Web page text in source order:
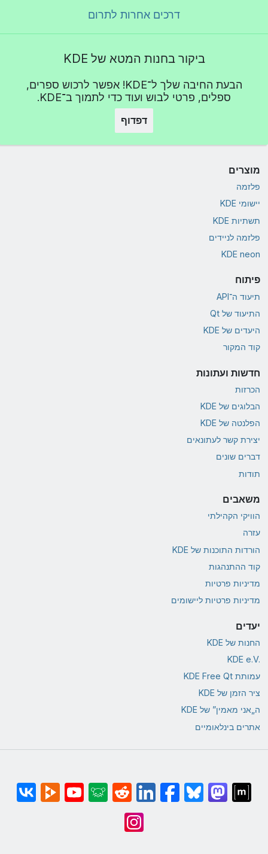
דרכים אחרות לתרום
ביקור בחנות המטא של KDE
הבעת החיבה שלך ל־KDE! אפשר לרכוש ספרים,
ספלים, פרטי לבוש ועוד כדי לתמוך ב־KDE.
דפדוף
מוצרים
פלזמה
יישומי KDE
תשתיות KDE
פלזמה לניידים
KDE neon
פיתוח
תיעוד ה־API
התיעוד של Qt
היעדים של KDE
קוד המקור
חדשות ועתונות
הכרזות
הבלוגים של KDE
הפלנטה של KDE
יצירת קשר לעתונאים
דברים שונים
תודות
משאבים
הוויקי הקהילתי
עזרה
הורדות התוכנות של KDE
קוד ההתנהגות
מדיניות פרטיות
מדיניות פרטיות ליישומים
יעדים
החנות של KDE
KDE e.V.‎
עמותת KDE Free Qt
ציר הזמן של KDE
ה„אני מאמין” של KDE
אתרים בינלאומיים